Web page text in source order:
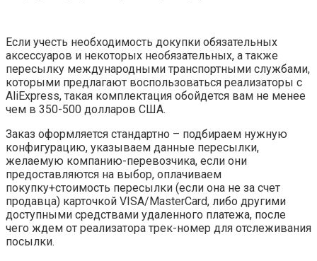
Если учесть необходимость докупки обязательных
аксессуаров и некоторых необязательных, а также
пересылку международными транспортными службами,
которыми предлагают воспользоваться реализаторы с
AliExpress, такая комплектация обойдется вам не менее
чем в 350-500 долларов США.
Заказ оформляется стандартно – подбираем нужную
конфигурацию, указываем данные пересылки,
желаемую компанию-перевозчика, если они
предоставляются на выбор, оплачиваем
покупку+стоимость пересылки (если она не за счет
продавца) карточкой VISA/MasterCard, либо другими
доступными средствами удаленного платежа, после
чего ждем от реализатора трек-номер для отслеживания
посылки.